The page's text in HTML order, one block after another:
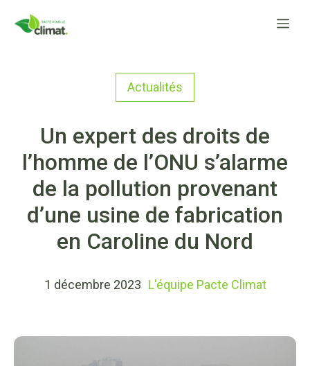
Actualités
Un expert des droits de
l’homme de l’ONU s’alarme
de la pollution provenant
d’une usine de fabrication
en Caroline du Nord
1 décembre 2023 L'équipe Pacte Climat